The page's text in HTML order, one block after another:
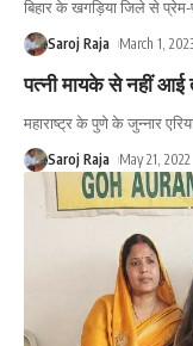
बिहार के खगड़िया जिले से
Saroj Raja March 1,
पत्नी मायके से नहीं आई
महाराष्ट्र के पुणे के जुन्नार
Saroj Raja May 21, 2022